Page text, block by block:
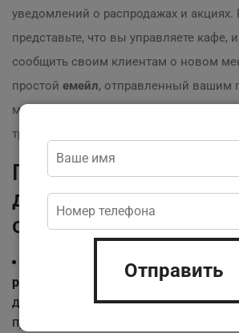
уведомлений о распродажах и акциях.
представьте, что вы управляете кафе,
сообщить своим клиентам о новом
простой емейл, отправленный вашим
может привести к значительному
трафика и продаж.
Почему email-
должна стать
стратегии?
: С каждой"$1",
рассылку
, вы можете ожидать
довольно впечатляющие цифры! ?
правильная стратегия может
Отправить